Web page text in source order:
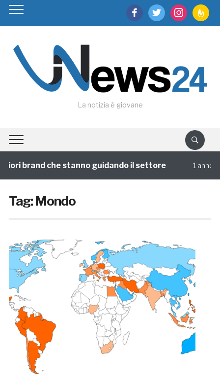
facebooktwitter instagram
La notizia è giovane
brand che stanno guidando il settore 1 annofa
Tag:Mondo